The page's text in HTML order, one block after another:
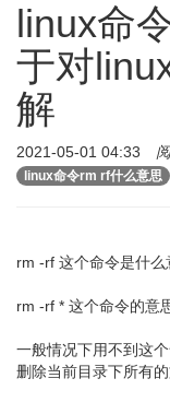
linux命
于对
解
2021-05-01 04:33
linux命令rm rf什么意思
rm -rf 这个命令是什么
rm -rf * 这个命令的意
一般情况下用不到这
删除当前目录下所有